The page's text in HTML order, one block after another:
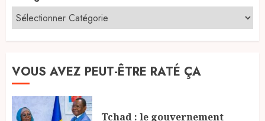
VOUS AVEZ PEUT-ÊTRE RATÉ ÇA
Tchad : le gouvernement